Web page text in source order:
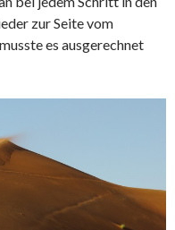
zur Seite vom
es ausgerechnet